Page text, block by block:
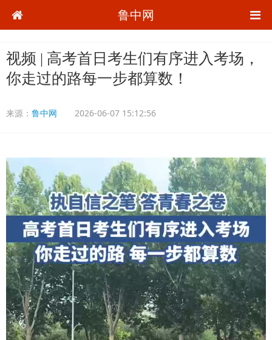
鲁中网
视频 | 高考首日考生们有序进入考场，
你走过的路每一步都算数！
来源： 鲁中网 2026-06-07 15:12:56